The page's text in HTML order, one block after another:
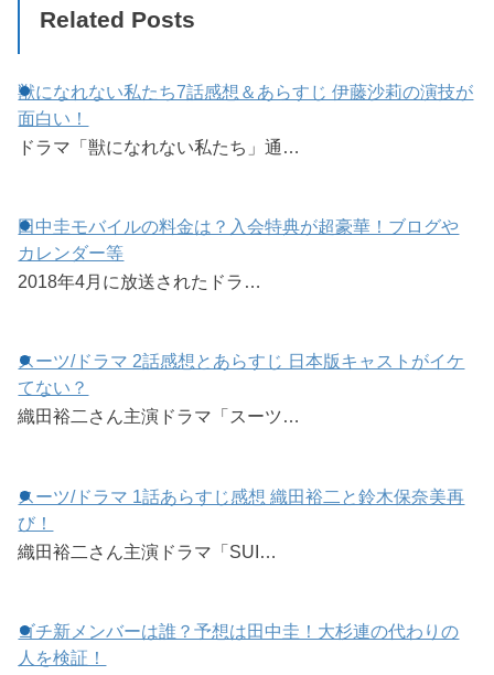
Related Posts
獣になれない私たち7話感想＆あらすじ 伊藤沙莉の演技が
面白い！
ドラマ「獣になれない私たち」通…
田中圭モバイルの料金は？入会特典が超豪華！ブログや
カレンダー等
2018年4月に放送されたドラ…
スーツ/ドラマ 2話感想とあらすじ 日本版キャストがイケ
てない？
織田裕二さん主演ドラマ「スーツ…
スーツ/ドラマ 1話あらすじ感想 織田裕二と鈴木保奈美再
び！
織田裕二さん主演ドラマ「SUI…
ゴチ新メンバーは誰？予想は田中圭！大杉連の代わりの
人を検証！